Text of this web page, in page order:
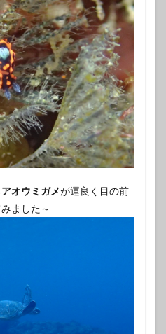
アオウミガメが運良く目の前
ました～